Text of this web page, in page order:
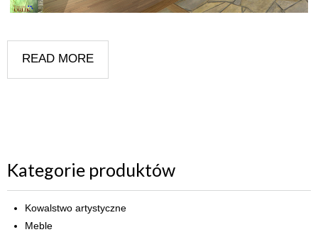
READ MORE
Kategorie produktów
Kowalstwo artystyczne
Meble